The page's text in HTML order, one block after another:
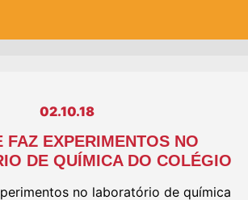
02.10.18
FAZ EXPERIMENTOS NO
DE QUÍMICA DO COLÉGIO